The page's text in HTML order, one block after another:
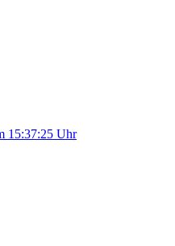
15:37:25 Uhr